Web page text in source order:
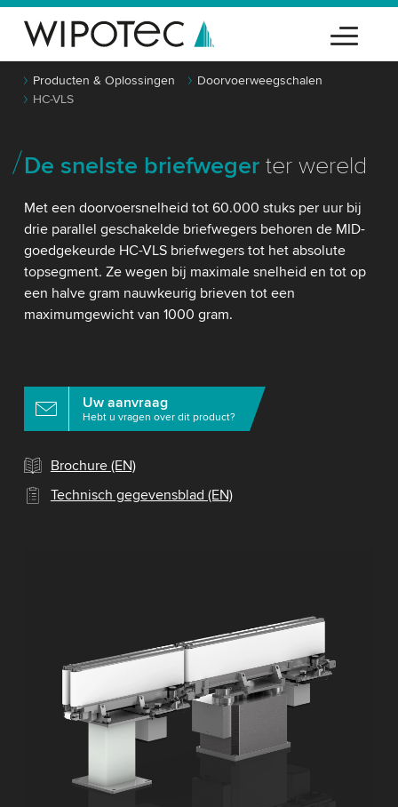
Producten & Oplossingen
Doorvoerweegschalen
HC-VLS
De snelste briefwegerter wereld
Met een doorvoersnelheid tot 60.000 stuks per uur bij
drie parallel geschakelde briefwegers behoren de MID-
goedgekeurde HC-VLS briefwegers tot het absolute
topsegment. Ze wegen bij maximale snelheid en tot op
een halve gram nauwkeurig brieven tot een
maximumgewicht van 1000 gram.
Uw aanvraag
Hebt u vragen over dit product?
Brochure (EN)
Technisch gegevensblad (EN)